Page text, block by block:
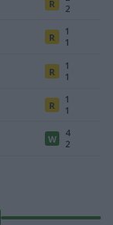
R
2
R
1
1
R
1
1
R
1
1
W
4
2